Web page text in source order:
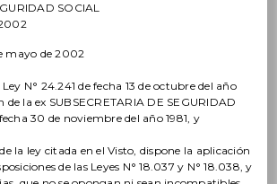
SOCIAL
mayo de 2002
N° 24.241 de fecha 13 de octubre del año
de la ex SUBSECRETARIA DE SEGURIDAD
30 de noviembre del año 1981, y
la ley citada en el Visto, dispone la aplicación
de las Leyes N° 18.037 y N° 18.038, y